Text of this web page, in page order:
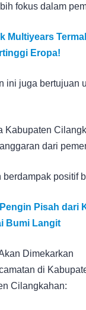
fokus dalam
Multiyears
Eropa!
ini juga bertujuan
Kabupaten
dari
berdampak positif
Pisah dari
Bumi Langit
Dimekarkan
di
Cilangkahan: